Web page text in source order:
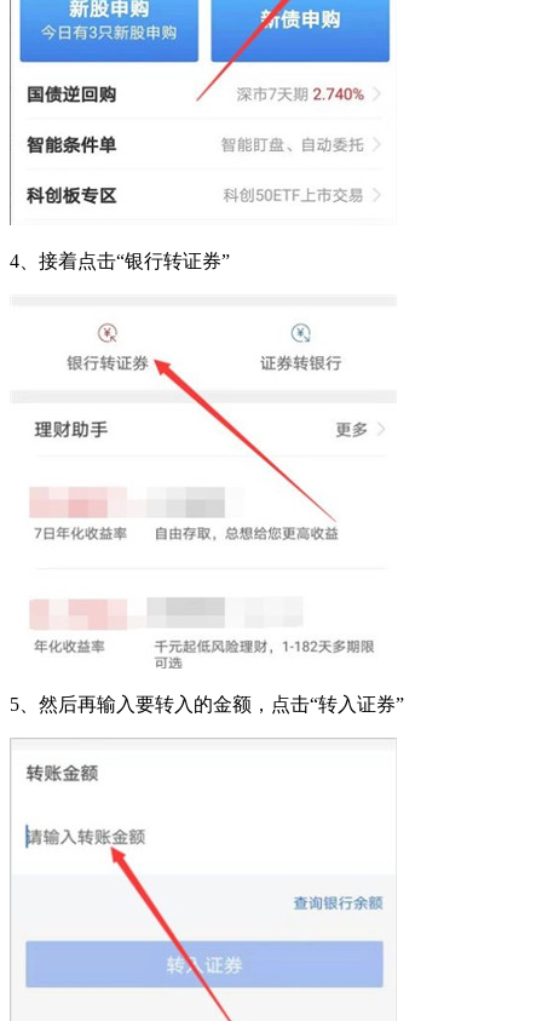
4、接着点击“银行转证券”
5、然后再输入要转入的金额，点击“转入证券”